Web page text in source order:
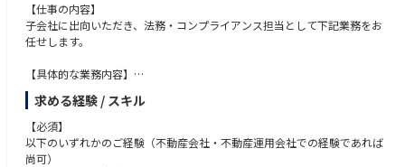
nning through delivery. Collaboration is central to how we operate. You
build strong relationships within the Internal Audit team as well as our sta
keholders. You are comfortable articulating insights that drive meaningfu
ization.
■Specific Responsibilities Include:
・Full audit lifecycle - plan, test controls, communicate audit results, and
【仕事の内容】
子会社に出向いただき、法務・コンプライアンス担当として下記業務をお
任せします。
【具体的な業務内容】
以下の業務をお任せする予定です。
■不動産運用会社（金融商品取引業者）での法務相談、契約書等のチェッ
ク、訴訟事案対応
■不動産運用会社（金融商品取引業者）でのコンプライアンス・内部管理
態勢の整備・運用
求める経験 / スキル
【必須】
以下のいずれかのご経験（不動産会社・不動産運用会社での経験であれば
尚可）